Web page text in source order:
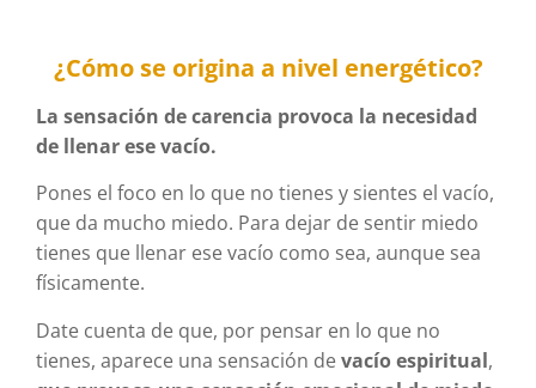
¿Cómo se origina a nivel energético?
La sensación de carencia provoca la necesidad
de llenar ese vacío.
Pones el foco en lo que no tienes y sientes el vacío,
que da mucho miedo. Para dejar de sentir miedo
tienes que llenar ese vacío como sea, aunque sea
físicamente.
Date cuenta de que, por pensar en lo que no
tienes, aparece una sensación devacío espiritual,